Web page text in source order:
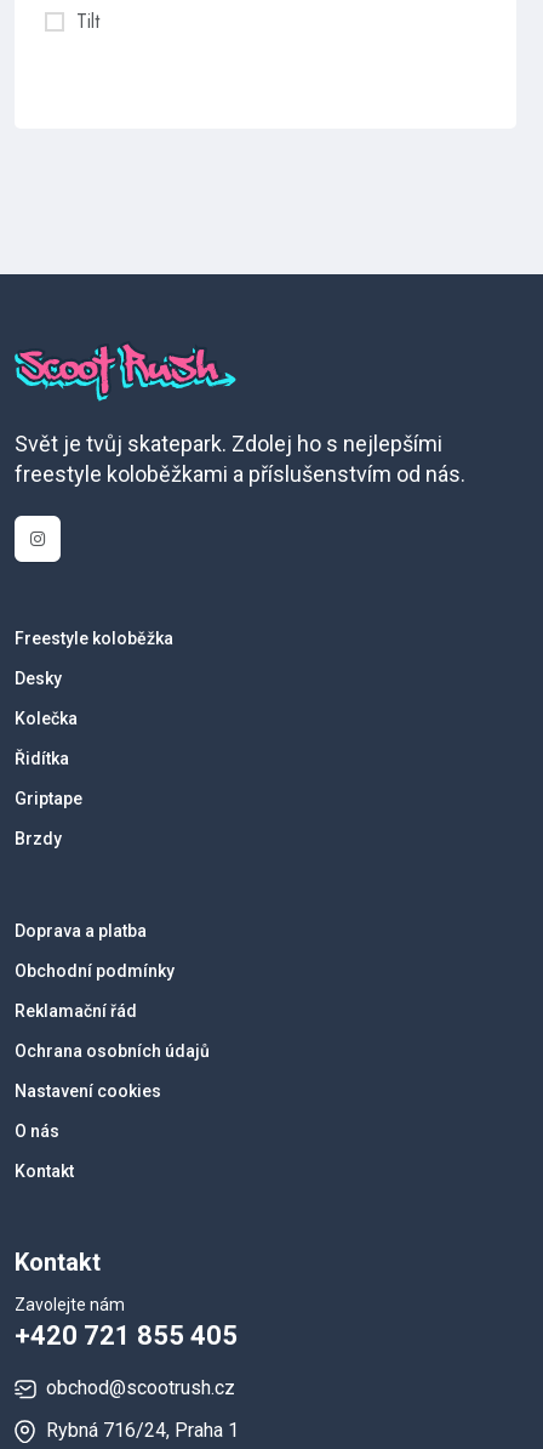
Tilt
Svět je tvůj skatepark. Zdolej ho s nejlepšími
freestyle koloběžkami a příslušenstvím od nás.
Freestyle koloběžka
Desky
Kolečka
Řidítka
Griptape
Brzdy
Doprava a platba
Obchodní podmínky
Reklamační řád
Ochrana osobních údajů
Nastavení cookies
O nás
Kontakt
Kontakt
Zavolejte nám
+420 721 855 405
obchod@scootrush.cz
Rybná 716/24, Praha 1